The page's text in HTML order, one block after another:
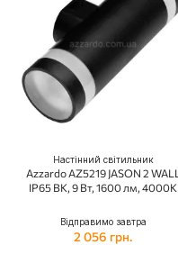
Настінний світильник
Azzardo AZ5219 JASON 2 WALL
IP65 BK, 9 Вт, 1600 лм, 4000K
Відправимо завтра
2 056 грн.